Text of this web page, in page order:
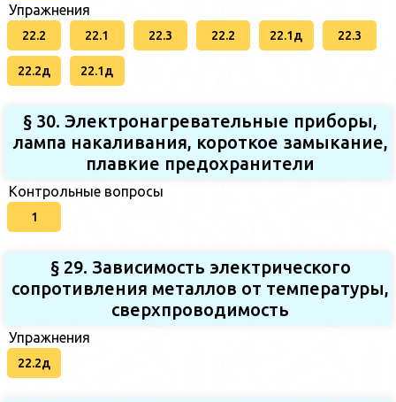
Упражнения
22.2 22.1 22.3 22.2 22.1д 22.3
22.2д 22.1д
§ 30. Электронагревательные приборы,
лампа накаливания, короткое замыкание,
плавкие предохранители
Контрольные вопросы
1
§ 29. Зависимость электрического
сопротивления металлов от температуры,
сверхпроводимость
Упражнения
22.2д